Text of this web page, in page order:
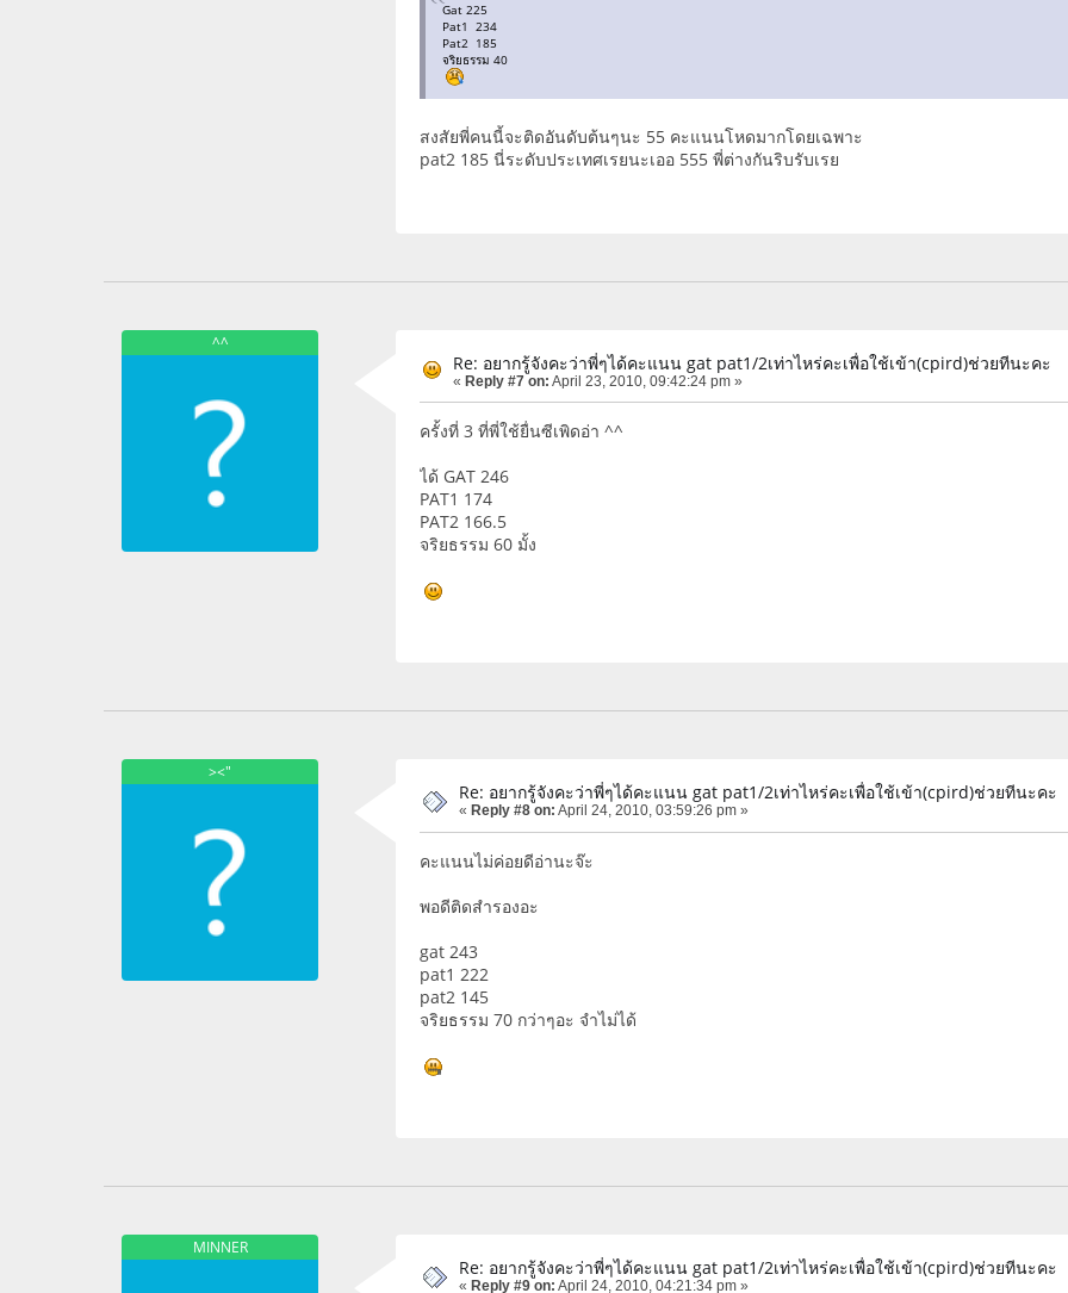
Gat 225
Pat1 234
Pat2 185
จริยธรรม 40
สงสัยพี่คนนี้จะติดอันดับต้นๆนะ 55 คะแนนโหดมากโดยเฉพาะ
pat2 185 นี่ระดับประเทศเรยนะเออ 555 พี่ต่างกันริบรับเรย
^^
Re: อยากรู้จังคะว่าพี่ๆได้คะแนน gat pat1/2เท่าไหร่คะเพื่อใช้เข้า(cpird)ช่วยทีนะคะ
« Reply #7 on: April 23, 2010, 09:42:24 pm »
ครั้งที่ 3 ที่พี่ใช้ยื่นซีเพิดอ่า ^^
ได้ GAT 246
PAT1 174
PAT2 166.5
จริยธรรม 60 มั้ง
><"
Re: อยากรู้จังคะว่าพี่ๆได้คะแนน gat pat1/2เท่าไหร่คะเพื่อใช้เข้า(cpird)ช่วยทีนะคะ
« Reply #8 on: April 24, 2010, 03:59:26 pm »
คะแนนไม่ค่อยดีอ่านะจ๊ะ
พอดีติดสำรองอะ
gat 243
pat1 222
pat2 145
จริยธรรม 70 กว่าๆอะ จำไม่ได้
MINNER
Re: อยากรู้จังคะว่าพี่ๆได้คะแนน gat pat1/2เท่าไหร่คะเพื่อใช้เข้า(cpird)ช่วยทีนะคะ
« Reply #9 on: April 24, 2010, 04:21:34 pm »